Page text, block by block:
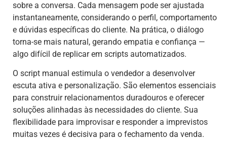
sobre a conversa. Cada mensagem pode ser ajustada
instantaneamente, considerando o perfil, comportamento
e dúvidas específicas do cliente. Na prática, o diálogo
torna-se mais natural, gerando empatia e confiança —
algo difícil de replicar em scripts automatizados.
O script manual estimula o vendedor a desenvolver
escuta ativa e personalização. São elementos essenciais
para construir relacionamentos duradouros e oferecer
soluções alinhadas às necessidades do cliente. Sua
flexibilidade para improvisar e responder a imprevistos
muitas vezes é decisiva para o fechamento da venda.